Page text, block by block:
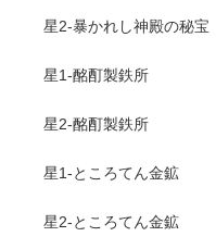
星2-暴かれし神殿の秘宝
星1-酩酊製鉄所
星2-酩酊製鉄所
星1-ところてん金鉱
星2-ところてん金鉱